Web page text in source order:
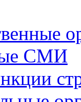
СМИ